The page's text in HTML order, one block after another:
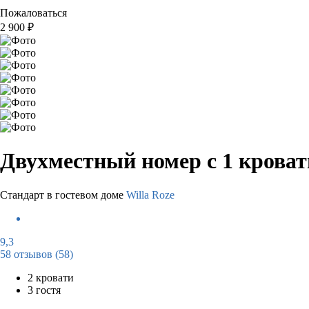
Пожаловаться
2 900 ₽
Двухместный номер с 1
Стандарт в гостевом доме Willa Roze
9,3
58 отзывов (58)
2 кровати
3 гостя